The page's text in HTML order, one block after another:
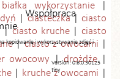
białka wykorzystanie
ciasteczka
ciasto
ciasto kruche
ciasto
ciasto z owocami
owocowy
drożdże
kruche z owocami
Współpraca
kopiowanie i wykorzystywanie zdjęć i
Version: 0.6.0.30125
tiny